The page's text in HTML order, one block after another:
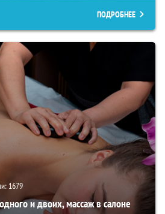
ПОДРОБНЕЕ
1679
и двоих, массаж в салоне